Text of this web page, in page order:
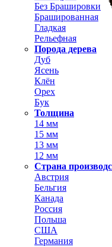
Без Брашировки
Брашированная
Гладкая
Рельефная
Порода дерева
Дуб
Ясень
Клён
Орех
Бук
Толщина
14 мм
15 мм
13 мм
12 мм
Страна
Австрия
Бельгия
Канада
Россия
Польша
США
Германия